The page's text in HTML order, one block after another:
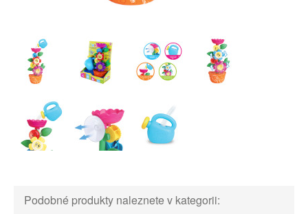
Podobné produkty naleznete v kategorii: